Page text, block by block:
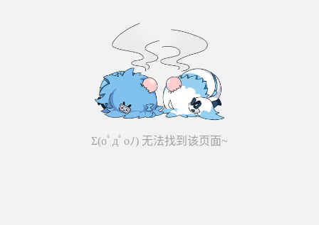
Σ(oﾟдﾟoﾉ) 无法找到该页面~